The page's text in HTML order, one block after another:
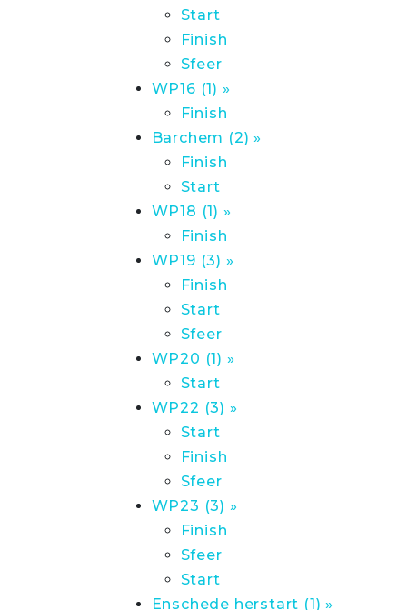
Start
Finish
Sfeer
WP16 (1) »
Finish
Barchem (2) »
Finish
Start
WP18 (1) »
Finish
WP19 (3) »
Finish
Start
Sfeer
WP20 (1) »
Start
WP22 (3) »
Start
Finish
Sfeer
WP23 (3) »
Finish
Sfeer
Start
Enschede herstart (1) »